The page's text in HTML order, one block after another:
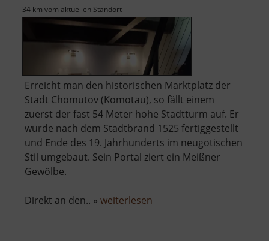
34 km vom aktuellen Standort
Erreicht man den historischen Marktplatz der
Stadt Chomutov (Komotau), so fällt einem
zuerst der fast 54 Meter hohe Stadtturm auf. Er
wurde nach dem Stadtbrand 1525 fertiggestellt
und Ende des 19. Jahrhunderts im neugotischen
Stil umgebaut. Sein Portal ziert ein Meißner
Gewölbe.
Direkt an den.. » weiterlesen